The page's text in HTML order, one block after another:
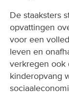
De staaksters
opvattingen
voor een
leven en
verkregen ook
kinderopvang